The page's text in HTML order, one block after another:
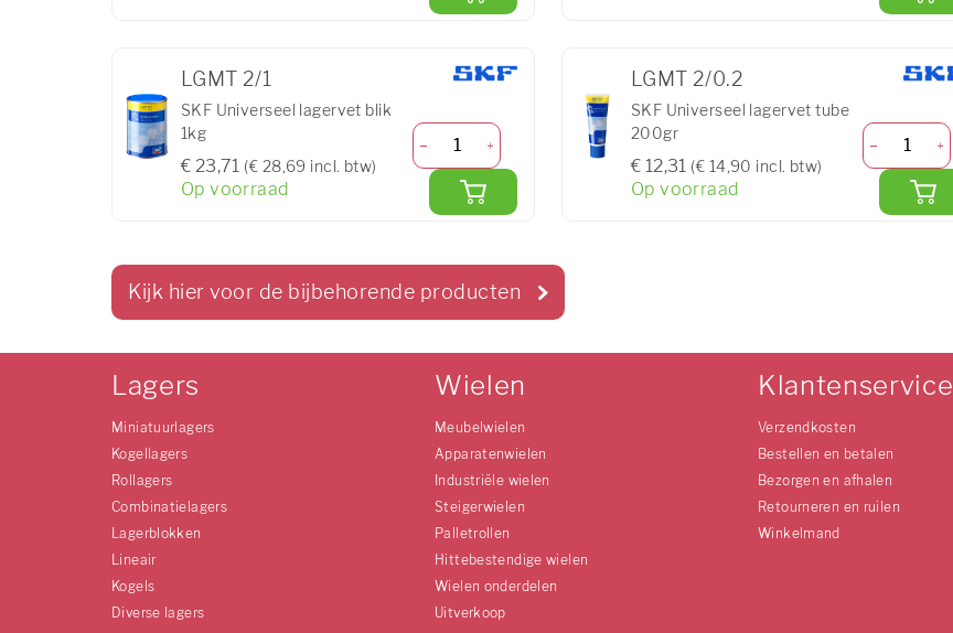
LGMT 2/1
SKF Universeel lagervet blik
1kg
€ 23,71 (€ 28,69 incl. btw)
Op voorraad
LGMT 2/0.2
SKF Universeel lagervet tube
200gr
€ 12,31 (€ 14,90 incl. btw)
Op voorraad
Kijk hier voor de bijbehorende producten
Lagers
Miniatuurlagers
Kogellagers
Rollagers
Combinatielagers
Lagerblokken
Lineair
Kogels
Diverse lagers
Wielen
Meubelwielen
Apparatenwielen
Industriële wielen
Steigerwielen
Palletrollen
Hittebestendige wielen
Wielen onderdelen
Uitverkoop
Klantenservice
Verzendkosten
Bestellen en betalen
Bezorgen en afhalen
Retourneren en ruilen
Winkelmand